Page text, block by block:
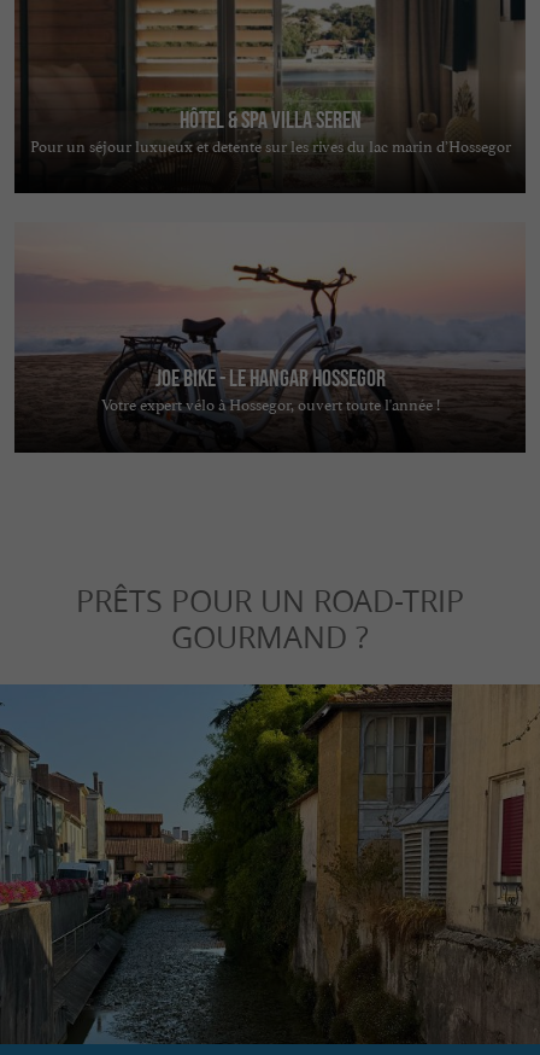
Hôtel & Spa Villa Seren
Pour un séjour luxueux et detente sur les rives du lac marin d’Hossegor
JOE BIKE - Le Hangar Hossegor
Votre expert vélo à Hossegor, ouvert toute l'année !
PRÊTS POUR UN ROAD-TRIP
GOURMAND ?